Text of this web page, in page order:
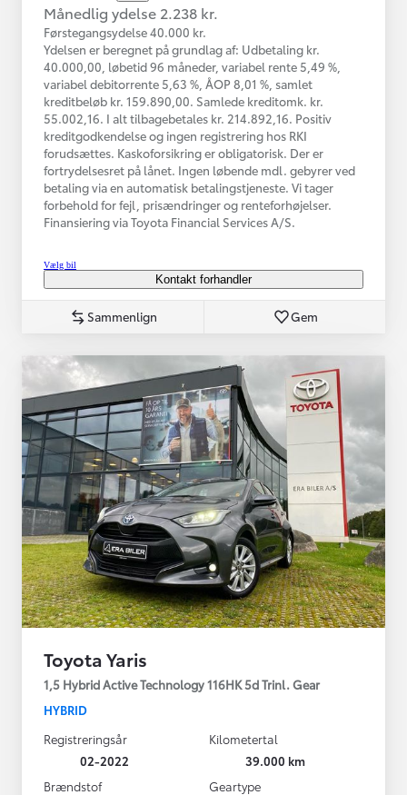
Månedlig ydelse 2.238 kr.
Førstegangsydelse 40.000 kr.
Ydelsen er beregnet på grundlag af: Udbetaling kr.
40.000,00, løbetid 96 måneder, variabel rente 5,49 %,
variabel debitorrente 5,63 %, ÅOP 8,01 %, samlet
kreditbeløb kr. 159.890,00. Samlede kreditomk. kr.
55.002,16. I alt tilbagebetales kr. 214.892,16. Positiv
kreditgodkendelse og ingen registrering hos RKI
forudsættes. Kaskoforsikring er obligatorisk. Der er
fortrydelsesret på lånet. Ingen løbende mdl. gebyrer ved
betaling via en automatisk betalingstjeneste. Vi tager
forbehold for fejl, prisændringer og renteforhøjelser.
Finansiering via Toyota Financial Services A/S.
Vælg bil
Kontakt forhandler
Sammenlign Gem
Toyota Yaris
1,5 Hybrid Active Technology 116HK 5d Trinl. Gear
HYBRID
Registreringsår
02-2022
Kilometertal
39.000 km
Brændstof
Geartype